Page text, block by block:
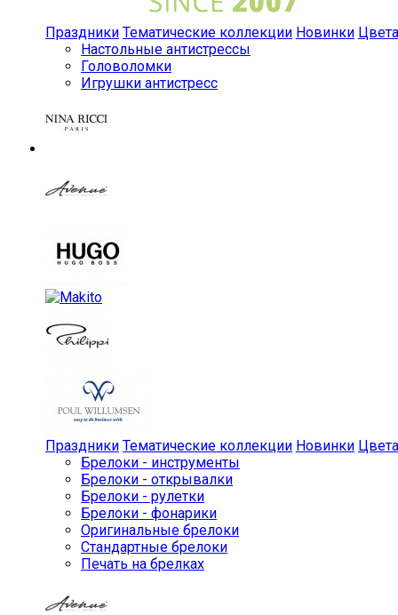
Праздники Тематические коллекции Новинки Цвета
Настольные антистрессы
Головоломки
Игрушки антистресс
Праздники Тематические коллекции Новинки Цвета
Брелоки - инструменты
Брелоки - открывалки
Брелоки - рулетки
Брелоки - фонарики
Оригинальные брелоки
Стандартные брелоки
Печать на брелках